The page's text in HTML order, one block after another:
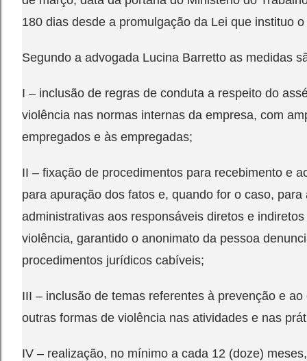
180 dias desde a promulgação da Lei que instituo o
Segundo a advogada Lucina Barretto as medidas
I – inclusão de regras de conduta a respeito do
violência nas normas internas da empresa, com
empregados e às empregadas;
II – fixação de procedimentos para recebimento e
para apuração dos fatos e, quando for o caso,
administrativas aos responsáveis diretos e
violência, garantido o anonimato da pessoa
procedimentos jurídicos cabíveis;
III – inclusão de temas referentes à prevenção e
outras formas de violência nas atividades e nas
IV – realização, no mínimo a cada 12 (doze)